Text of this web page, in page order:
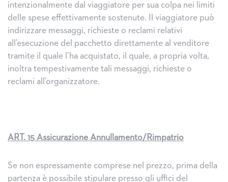
intenzionalmente dal viaggiatore per sua colpa nei limiti
delle spese effettivamente sostenute. Il viaggiatore può
indirizzare messaggi, richieste o reclami relativi
all’esecuzione del pacchetto direttamente al venditore
tramite il quale l’ha acquistato, il quale, a propria volta,
inoltra tempestivamente tali messaggi, richieste o
reclami all’organizzatore.
ART. 15 Assicurazione Annullamento/Rimpatrio
Se non espressamente comprese nel prezzo, prima della
partenza è possibile stipulare presso gli uffici del